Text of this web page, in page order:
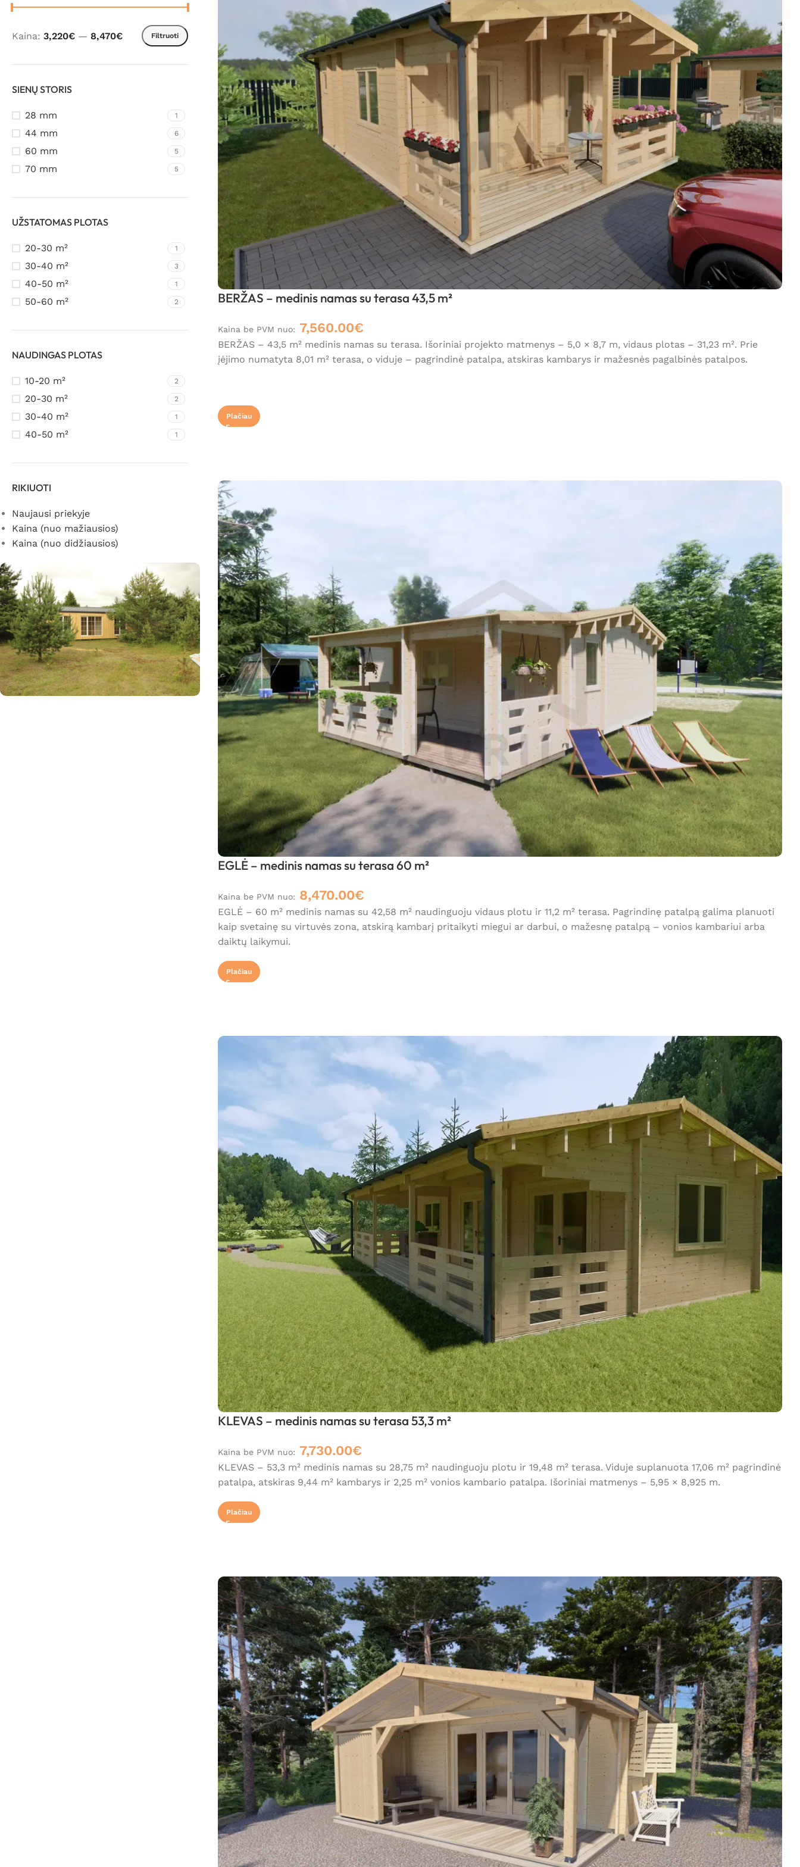
Filtruoti
Kaina: 3,220€ — 8,470€
SIENŲ STORIS
28 mm 1
44 mm 6
60 mm 5
70 mm 5
UŽSTATOMAS PLOTAS
20-30 m² 1
30-40 m² 3
40-50 m² 1
50-60 m² 2
NAUDINGAS PLOTAS
10-20 m² 2
20-30 m² 2
30-40 m² 1
40-50 m² 1
RIKIUOTI
Naujausi priekyje
Kaina (nuo mažiausios)
Kaina (nuo didžiausios)
BERŽAS – medinis namas su terasa 43,5 m²
Kaina be PVM nuo: 7,560.00€
BERŽAS – 43,5 m² medinis namas su terasa. Išoriniai projekto matmenys – 5,0 × 8,7 m, vidaus plotas – 31,23 m². Prie
įėjimo numatyta 8,01 m² terasa, o viduje – pagrindinė patalpa, atskiras kambarys ir mažesnės pagalbinės patalpos.
Plačiau
EGLĖ – medinis namas su terasa 60 m²
Kaina be PVM nuo: 8,470.00€
EGLĖ – 60 m² medinis namas su 42,58 m² naudinguoju vidaus plotu ir 11,2 m² terasa. Pagrindinę patalpą galima planuoti
kaip svetainę su virtuvės zona, atskirą kambarį pritaikyti miegui ar darbui, o mažesnę patalpą – vonios kambariui arba
daiktų laikymui.
Plačiau
KLEVAS – medinis namas su terasa 53,3 m²
Kaina be PVM nuo: 7,730.00€
KLEVAS – 53,3 m² medinis namas su 28,75 m² naudinguoju plotu ir 19,48 m² terasa. Viduje suplanuota 17,06 m² pagrindinė
patalpa, atskiras 9,44 m² kambarys ir 2,25 m² vonios kambario patalpa. Išoriniai matmenys – 5,95 × 8,925 m.
Plačiau